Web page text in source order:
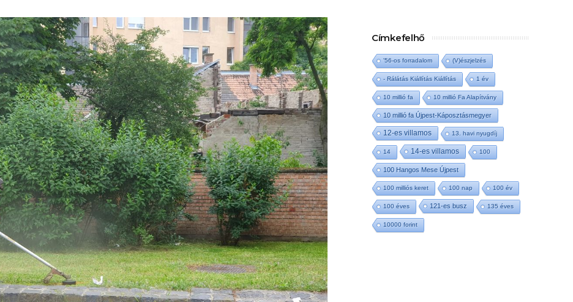
Címkefelhő
'56-os forradalom (V)észjelzés
- Rálátás Kiállítás Kiállítás 1 év
10 millió fa 10 millió Fa Alapítvány
10 millió fa Újpest-Káposztásmegyer
12-es villamos 13. havi nyugdíj
14 14-es villamos 100
100 Hangos Mese Újpest
100 milliós keret 100 nap 100 év
100 éves 121-es busz 135 éves
10000 forint